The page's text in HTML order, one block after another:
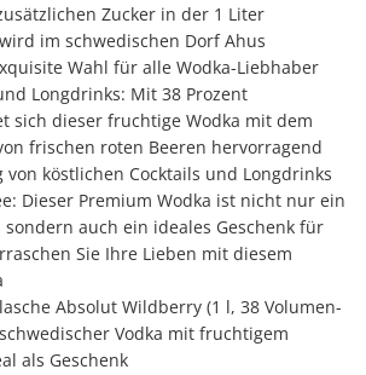
Zucker in der 1 Liter
im schwedischen Dorf Ahus
Wahl für alle Wodka-Liebhaber
Longdrinks: Mit 38 Prozent
sich dieser fruchtige Wodka mit dem
frischen roten Beeren hervorragend
köstlichen Cocktails und Longdrinks
Dieser Premium Wodka ist nicht nur ein
auch ein ideales Geschenk für
Sie Ihre Lieben mit diesem
Absolut Wildberry (1 l, 38 Volumen-
Vodka mit fruchtigem
als Geschenk